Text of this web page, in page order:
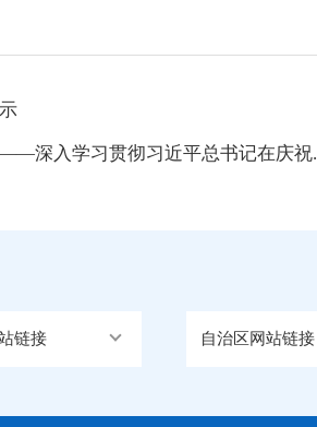
深入学习贯彻习近平总书记在庆祝
链接 自治区网站链接